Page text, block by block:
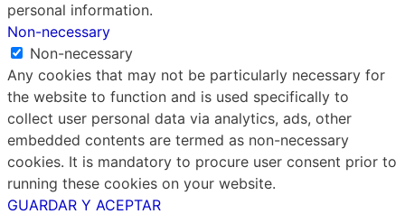
personal information.
Non-necessary
Non-necessary
Any cookies that may not be particularly necessary for
the website to function and is used specifically to
collect user personal data via analytics, ads, other
embedded contents are termed as non-necessary
cookies. It is mandatory to procure user consent prior to
running these cookies on your website.
GUARDAR Y ACEPTAR